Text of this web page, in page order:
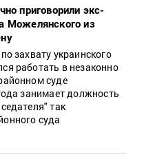
приговорили экс-
Можелянского из
захвату украинского
работать в незаконно
суде
занимает должность
так
суда